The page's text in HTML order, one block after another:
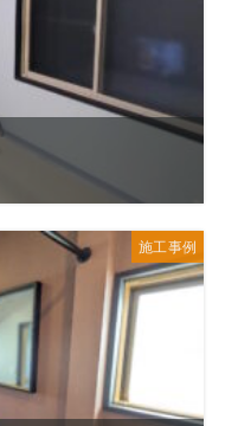
施工事例